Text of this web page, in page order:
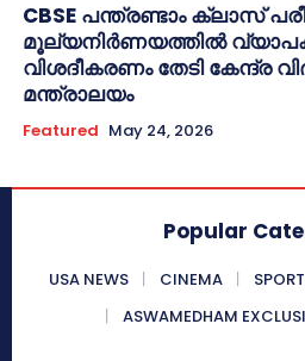
CBSE പന്ത്രണ്ടാം ക്ലാസ്
മൂല്യനിർണയത്തിൽ
വിശദീകരണം തേടി കേന്ദ്ര
മന്ത്രാലയം
Featured May 24, 2026
Popular
USA NEWS CINEMA
ASWAMEDHAM